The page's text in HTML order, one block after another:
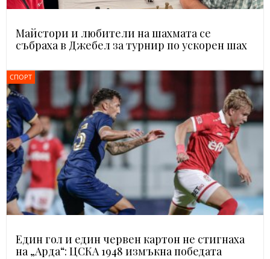
Майстори и любители на шахмата се
събраха в Джебел за турнир по ускорен шах
СПОРТ
Един гол и един червен картон не стигнаха
на „Арда“: ЦСКА 1948 измъкна победата